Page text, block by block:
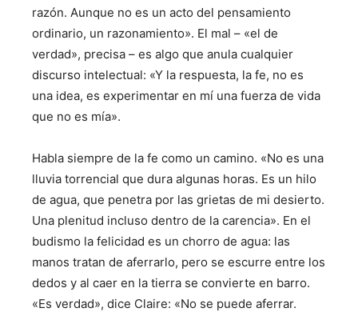
razón. Aunque no es un acto del pensamiento
ordinario, un razonamiento». El mal – «el de
verdad», precisa – es algo que anula cualquier
discurso intelectual: «Y la respuesta, la fe, no es
una idea, es experimentar en mí una fuerza de vida
que no es mía».
Habla siempre de la fe como un camino. «No es una
lluvia torrencial que dura algunas horas. Es un hilo
de agua, que penetra por las grietas de mi desierto.
Una plenitud incluso dentro de la carencia». En el
budismo la felicidad es un chorro de agua: las
manos tratan de aferrarlo, pero se escurre entre los
dedos y al caer en la tierra se convierte en barro.
«Es verdad», dice Claire: «No se puede aferrar.